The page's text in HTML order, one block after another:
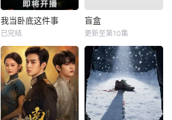
我当卧底这件事
已完结
盲盒
更新至第10集